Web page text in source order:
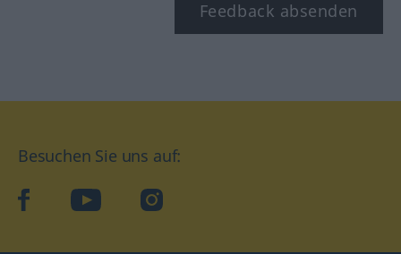
Feedback absenden
Besuchen Sie uns auf:
facebookYouTube Instagram